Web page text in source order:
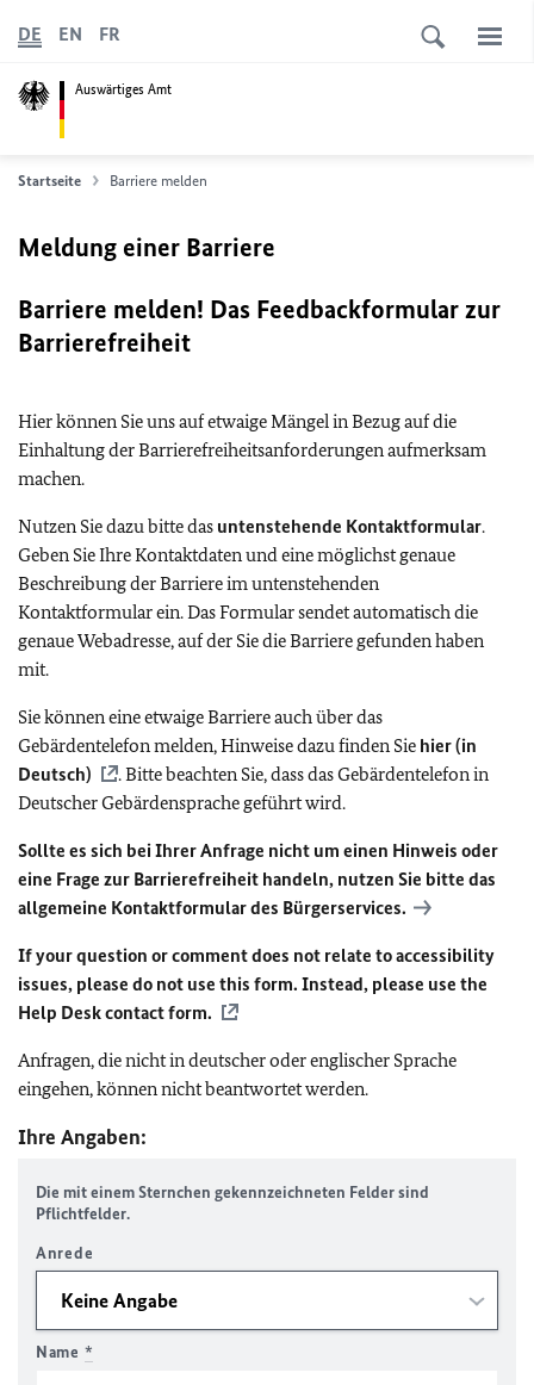
Auswärtiges Amt
DE EN FR
Startseite Barriere melden
Meldung einer Barriere
Barriere melden! Das Feedbackformular zur
Barrierefreiheit
Hier können Sie uns auf etwaige Mängel in Bezug auf die
Einhaltung der Barrierefreiheitsanforderungen aufmerksam
machen.
Nutzen Sie dazu bitte das untenstehende Kontaktformular.
Geben Sie Ihre Kontaktdaten und eine möglichst genaue
Beschreibung der Barriere im untenstehenden
Kontaktformular ein. Das Formular sendet automatisch die
genaue Webadresse, auf der Sie die Barriere gefunden haben
mit.
Sie können eine etwaige Barriere auch über das
Gebärdentelefon melden, Hinweise dazu finden Sie hier (in
Deutsch)
. Bitte beachten Sie, dass das Gebärdentelefon in
Deutscher Gebärdensprache geführt wird.
Sollte es sich bei Ihrer Anfrage nicht um einen Hinweis oder
eine Frage zur Barrierefreiheit handeln, nutzen Sie bitte das
allgemeine Kontaktformular des Bürgerservices.
If your question or comment does not relate to accessibility
issues, please do not use this form. Instead, please use the
Help Desk contact form.
Anfragen, die nicht in deutscher oder englischer Sprache
eingehen, können nicht beantwortet werden.
Ihre Angaben:
Die mit einem Sternchen gekennzeichneten Felder sind
Pflichtfelder.
Anrede
Name *